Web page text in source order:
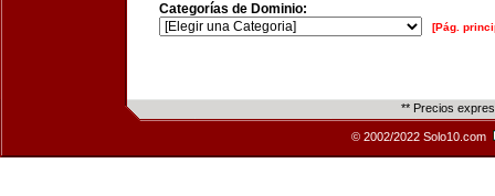
Categorías de Dominio:
[Pág.
** Precios
© 2002/2022 Solo10.com